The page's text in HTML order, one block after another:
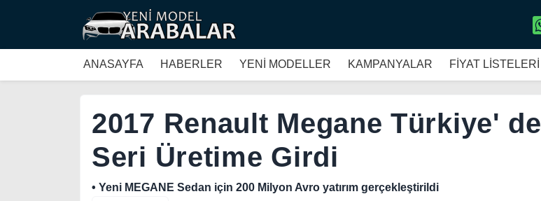
ANASAYFA HABERLER YENİ MODELLER KAMPANYALAR FİYAT LİSTELERİ
2017 Renault Megane Türkiye' de
Seri Üretime Girdi
• Yeni MEGANE Sedan için 200 Milyon Avro yatırım gerçekleştirildi